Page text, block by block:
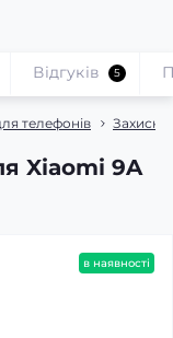
телефонів
Xiaomi 9A
Відгуків 5
в наявності